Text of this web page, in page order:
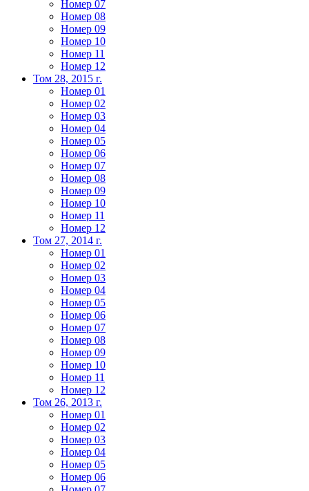
Номер 07
Номер 08
Номер 09
Номер 10
Номер 11
Номер 12
Том 28, 2015 г.
Номер 01
Номер 02
Номер 03
Номер 04
Номер 05
Номер 06
Номер 07
Номер 08
Номер 09
Номер 10
Номер 11
Номер 12
Том 27, 2014 г.
Номер 01
Номер 02
Номер 03
Номер 04
Номер 05
Номер 06
Номер 07
Номер 08
Номер 09
Номер 10
Номер 11
Номер 12
Том 26, 2013 г.
Номер 01
Номер 02
Номер 03
Номер 04
Номер 05
Номер 06